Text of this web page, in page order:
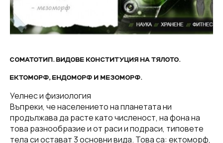
СОМАТОТИП. ВИДОВЕ КОНСТИТУЦИЯ НА ТЯЛОТО.
ЕКТОМОРФ, ЕНДОМОРФ И МЕЗОМОРФ.
Уелнес и физиология
Въпреки, че населението на планетата ни
продължава да расте като численост, на фона на
това разнообразие и от раси и подраси, типовете
тела си остават 3 основни вида. Това са: ектоморф,